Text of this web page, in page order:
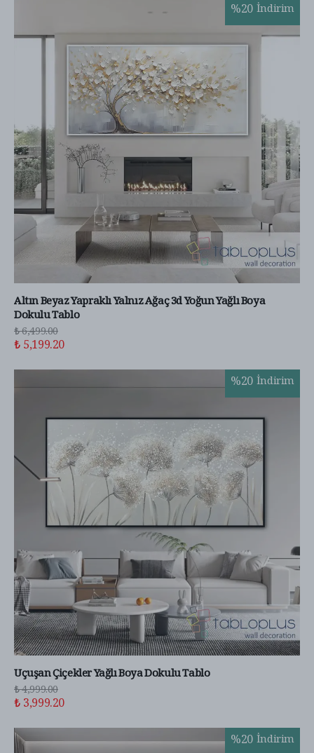
%20 İndirim
Altın Beyaz Yapraklı Yalnız Ağaç 3d Yoğun Yağlı Boya
Dokulu Tablo
₺ 6,499.00
₺ 5,199.20
%20 İndirim
Uçuşan Çiçekler Yağlı Boya Dokulu Tablo
₺ 4,999.00
₺ 3,999.20
%20 İndirim